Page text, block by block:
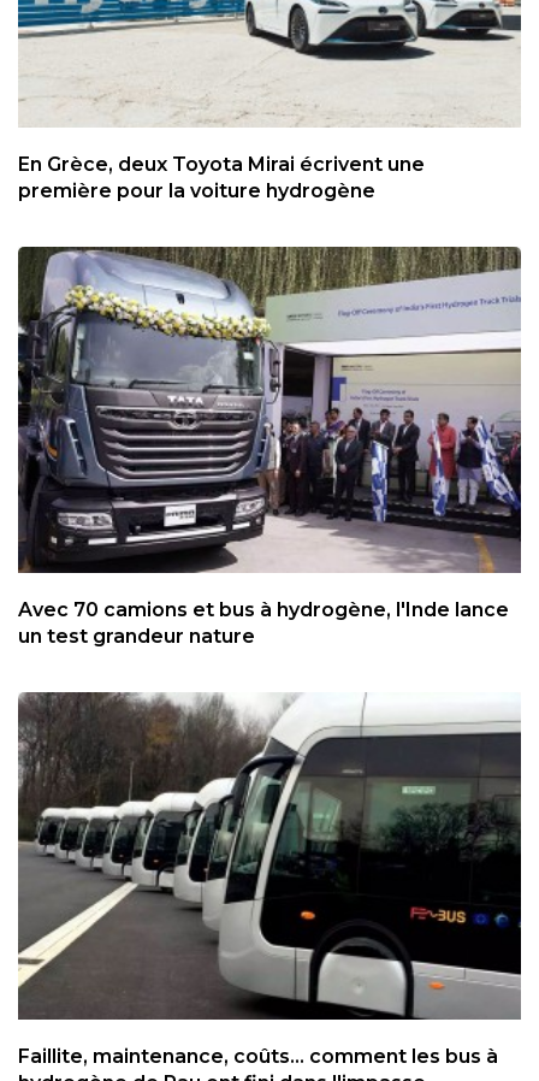
En Grèce, deux Toyota Mirai écrivent une
première pour la voiture hydrogène
Avec 70 camions et bus à hydrogène, l'Inde lance
un test grandeur nature
Faillite, maintenance, coûts... comment les bus à